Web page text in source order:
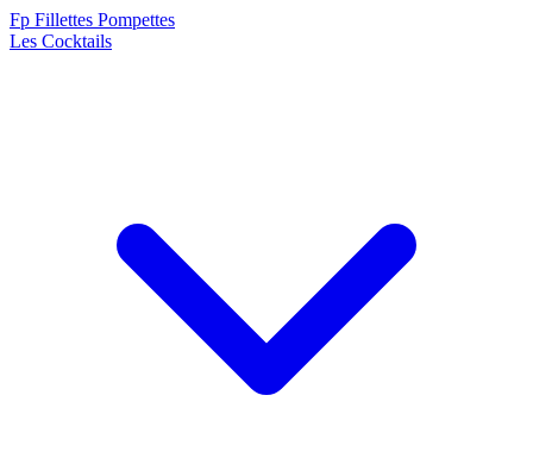
Fp Fillettes Pompettes
Les Cocktails